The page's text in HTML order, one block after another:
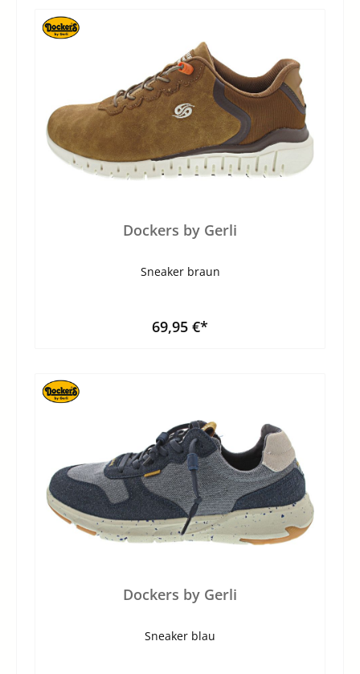
Dockers by Gerli
Sneaker braun
69,95 €*
Dockers by Gerli
Sneaker blau